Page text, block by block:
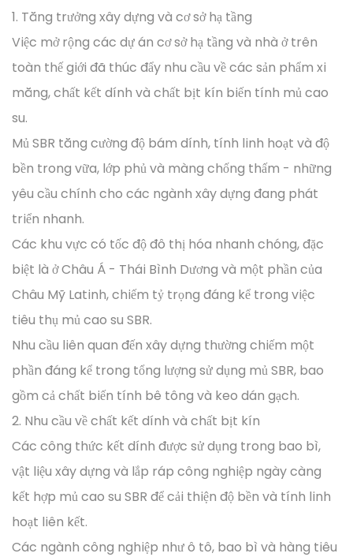
1. Tăng trưởng xây dựng và cơ sở hạ tầng
Việc mở rộng các dự án cơ sở hạ tầng và nhà ở trên
toàn thế giới đã thúc đẩy nhu cầu về các sản phẩm xi
măng, chất kết dính và chất bịt kín biến tính mủ cao
su.
Mủ SBR tăng cường độ bám dính, tính linh hoạt và độ
bền trong vữa, lớp phủ và màng chống thấm - những
yêu cầu chính cho các ngành xây dựng đang phát
triển nhanh.
Các khu vực có tốc độ đô thị hóa nhanh chóng, đặc
biệt là ở Châu Á - Thái Bình Dương và một phần của
Châu Mỹ Latinh, chiếm tỷ trọng đáng kể trong việc
tiêu thụ mủ cao su SBR.
Nhu cầu liên quan đến xây dựng thường chiếm một
phần đáng kể trong tổng lượng sử dụng mủ SBR, bao
gồm cả chất biến tính bê tông và keo dán gạch.
2. Nhu cầu về chất kết dính và chất bịt kín
Các công thức kết dính được sử dụng trong bao bì,
vật liệu xây dựng và lắp ráp công nghiệp ngày càng
kết hợp mủ cao su SBR để cải thiện độ bền và tính linh
hoạt liên kết.
Các ngành công nghiệp như ô tô, bao bì và hàng tiêu